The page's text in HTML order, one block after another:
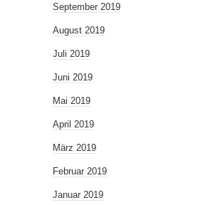
September 2019
August 2019
Juli 2019
Juni 2019
Mai 2019
April 2019
März 2019
Februar 2019
Januar 2019